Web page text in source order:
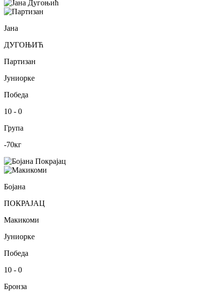
Јана
ДУГОЊИЋ
Партизан
Јуниорке
Победа
10 - 0
Група
-70кг
Бојана
ПОКРАЈАЦ
Макикоми
Јуниорке
Победа
10 - 0
Бронза